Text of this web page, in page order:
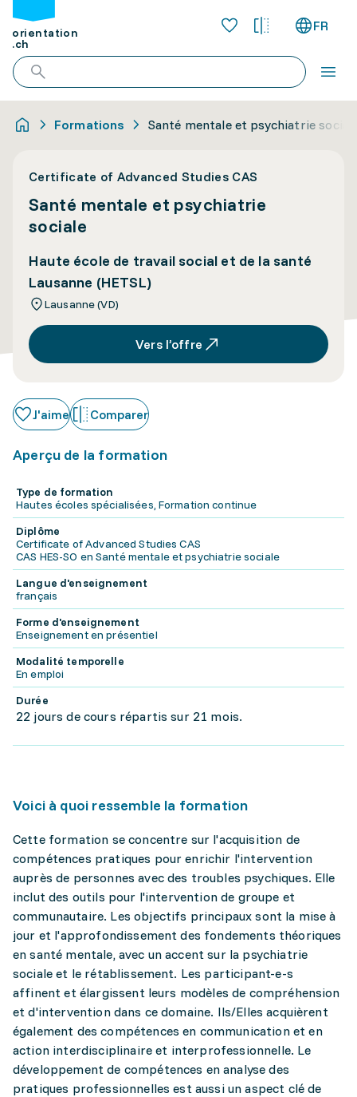
orientation
.ch
FR
Formations Santé mentale et psychiatrie
Certificate of Advanced Studies CAS
Santé mentale et psychiatrie
sociale
Haute école de travail social et de la santé
Lausanne (HETSL)
Lausanne (VD)
Vers l’offre
J'aime Comparer
Aperçu de la formation
Type de formation
Hautes écoles spécialisées, Formation continue
Diplôme
Certificate of Advanced Studies CAS
CAS HES-SO en Santé mentale et psychiatrie sociale
Langue d'enseignement
français
Forme d'enseignement
Enseignement en présentiel
Modalité temporelle
En emploi
Durée
22 jours de cours répartis sur 21 mois.
Voici à quoi ressemble la formation
Cette formation se concentre sur l'acquisition de
compétences pratiques pour enrichir l'intervention
auprès de personnes avec des troubles psychiques. Elle
inclut des outils pour l'intervention de groupe et
communautaire. Les objectifs principaux sont la mise à
jour et l'approfondissement des fondements théoriques
en santé mentale, avec un accent sur la psychiatrie
sociale et le rétablissement. Les participant-e-s
affinent et élargissent leurs modèles de compréhension
et d'intervention dans ce domaine. Ils/Elles acquièrent
également des compétences en communication et en
action interdisciplinaire et interprofessionnelle. Le
développement de compétences en analyse des
pratiques professionnelles est aussi un aspect clé de